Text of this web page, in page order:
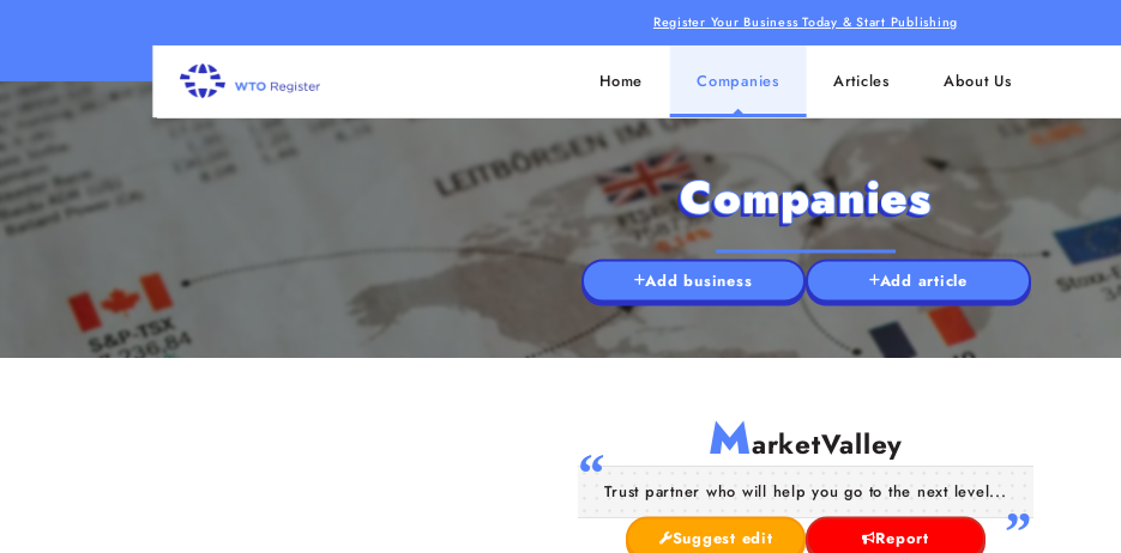
Register Your Business Today & Start Publishing
Home Companies Articles About Us
Companies
Add business Add article
MarketValley
Trust partner who will help you go to the next level...
Suggest edit Report